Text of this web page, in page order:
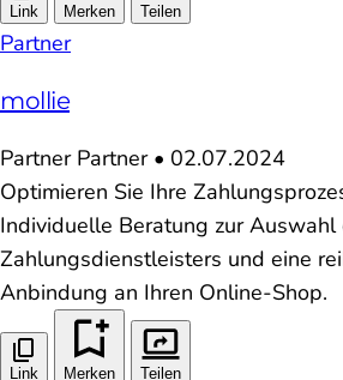
Link Merken Teilen
Partner
mollie
Partner Partner • 02.07.2024
Optimieren Sie Ihre
Individuelle Beratung zur Auswahl
Zahlungsdienstleisters und eine
Anbindung an Ihren Online-Shop.
Link Merken Teilen